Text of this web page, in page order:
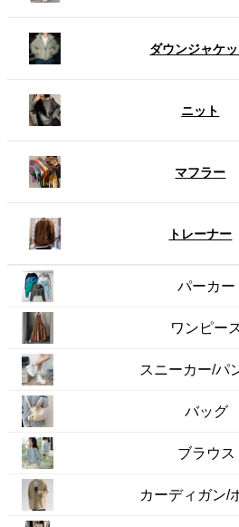
ダウンジャケッ
ニット
マフラー
トレーナー
パーカー
ワンピー
スニーカー/パ
バッグ
ブラウス
カーディガン/